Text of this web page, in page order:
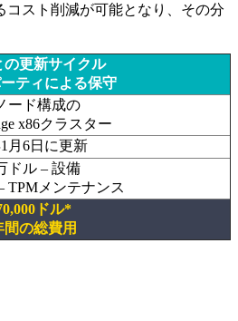
スト削減が可能となり、その分
の更新サイクル
ティによる保守
ード構成の
x86クラスター
月6日に更新
ドル – 設備
TPMメンテナンス
ドル*
間の総費用